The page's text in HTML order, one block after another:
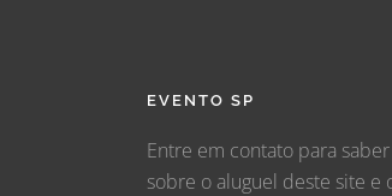
EVENTO SP
Entre em contato para
sobre o aluguel deste site e